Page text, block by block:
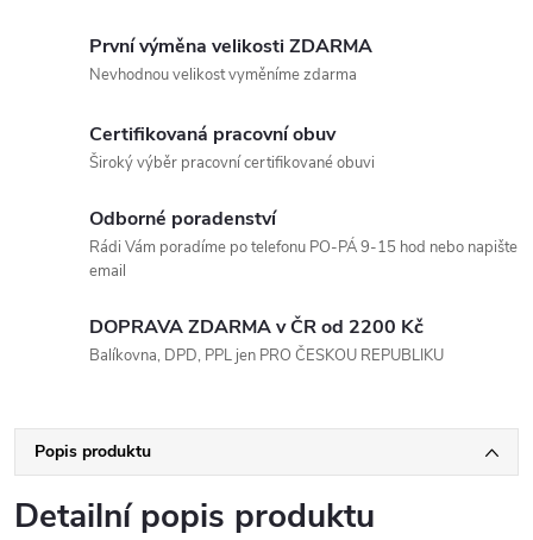
První výměna velikosti ZDARMA
Nevhodnou velikost vyměníme zdarma
Certifikovaná pracovní obuv
Široký výběr pracovní certifikované obuvi
Odborné poradenství
Rádi Vám poradíme po telefonu PO-PÁ 9-15 hod nebo napište
email
DOPRAVA ZDARMA v ČR od 2200 Kč
Balíkovna, DPD, PPL jen PRO ČESKOU REPUBLIKU
Popis produktu
Detailní popis produktu